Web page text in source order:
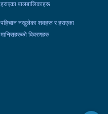
हराएका बालबालिकाहरू
पहिचान नखुलेका शवहरू र हराएका
मानिसहरुको विवरणहरु